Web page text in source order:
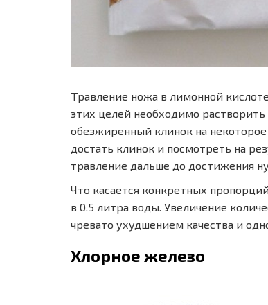
Травление ножа в лимонной
этих целей необходимо
обезжиренный клинок на
достать клинок и посмотреть на
травление дальше до достижения
Что касается конкретных
в 0.5 литра воды. Увеличение
чревато ухудшением качества и
Хлорное железо